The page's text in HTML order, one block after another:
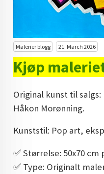
STORE MALERIER TIL STUE
DOPAMIN DECOR NORGE
DOPAMIN DECOR NORGE
Malerier blogg 21. March 2026
Kjøp
Original kunst til
Håkon Morønning.
Kunststil: Pop art,
✅️ Størrelse: 50x70 cm
✅️ Type: Originalt